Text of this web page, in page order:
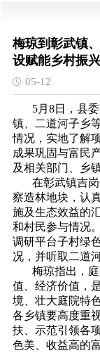
梅琼到彰武镇
设赋能乡村振兴
05-12
5月8日，县
镇、二道河子乡
情况，实地了解
成果巩固与富民
及相关部门、乡
在彰武镇吉
察造林地块，认
施及生态效益的
和村民参与情况
调研平台子村绿
况，并听取二道
梅琼指出，
值、经济价值，
境、壮大庭院特
各乡镇要高度重
扶、示范引领各
色美、收益高的